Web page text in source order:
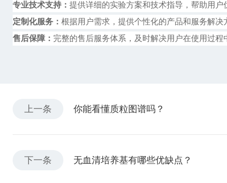
专业技术支持： 提供详细的实验方案和技术指导，帮助用
定制化服务： 根据用户需求，提供个性化的产品和服务解决
售后保障： 完整的售后服务体系，及时解决用户在使用过程
上一条 你能看懂质粒图谱吗？
下一条 无血清培养基有哪些优缺点？